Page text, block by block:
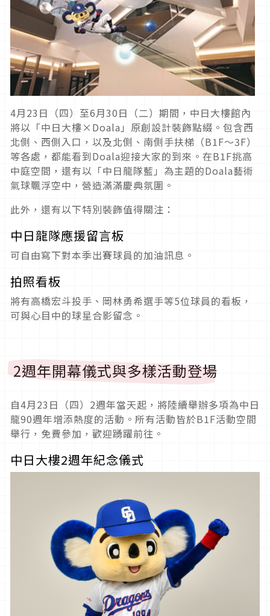
4月23日（四）至6月30日（二）期間，中日大樓館內
將以「中日大樓×Doala」原創設計裝飾點綴。包含西
北側、西側入口，以及北側、南側手扶梯（B1F～3F）
等各處，都能看到Doala迎接大家的到來。在B1F挑高
中庭空間，還有以「中日龍隊藍」為主題的Doala藝術
氣球飄浮空中，營造滿滿慶典氛圍。
此外，還有以下特別裝飾值得關注：
中日龍隊應援留言板
可自由寫下對本季出賽球員的加油訊息。
拍照看板
將有高橋宏斗投手、岡林勇希選手等5位球員的看板，
可與心目中的球星合影留念。
2週年開幕儀式與多樣活動登場
自4月23日（四）2週年當天起，將陸續舉辦多項為中日
龍90週年增添熱度的活動。所有活動皆於B1F活動空間
舉行，免費參加，歡迎踴躍前往。
中日大樓2週年紀念儀式